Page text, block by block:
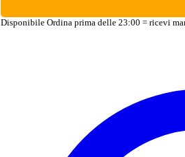
Disponibile Ordina prima delle 23:00 = ricevi